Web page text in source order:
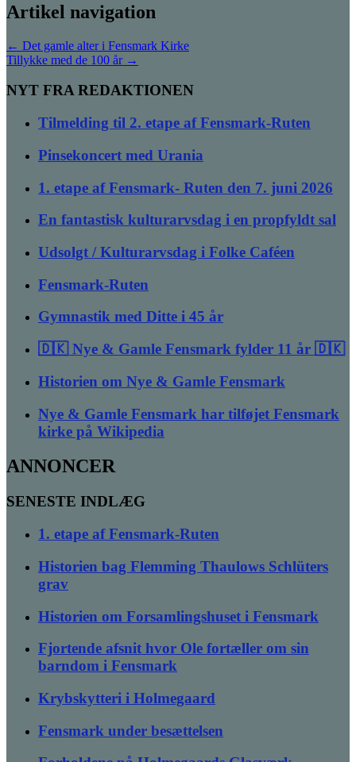
Artikel navigation
← Det gamle alter i Fensmark Kirke
Tillykke med de 100 år →
NYT FRA REDAKTIONEN
Tilmelding til 2. etape af Fensmark-Ruten
Pinsekoncert med Urania
1. etape af Fensmark- Ruten den 7. juni 2026
En fantastisk kulturarvsdag i en propfyldt sal
Udsolgt / Kulturarvsdag i Folke Caféen
Fensmark-Ruten
Gymnastik med Ditte i 45 år
🇩🇰 Nye & Gamle Fensmark fylder 11 år 🇩🇰
Historien om Nye & Gamle Fensmark
Nye & Gamle Fensmark har tilføjet Fensmark
kirke på Wikipedia
ANNONCER
SENESTE INDLÆG
1. etape af Fensmark-Ruten
Historien bag Flemming Thaulows Schlüters
grav
Historien om Forsamlingshuset i Fensmark
Fjortende afsnit hvor Ole fortæller om sin
barndom i Fensmark
Krybskytteri i Holmegaard
Fensmark under besættelsen